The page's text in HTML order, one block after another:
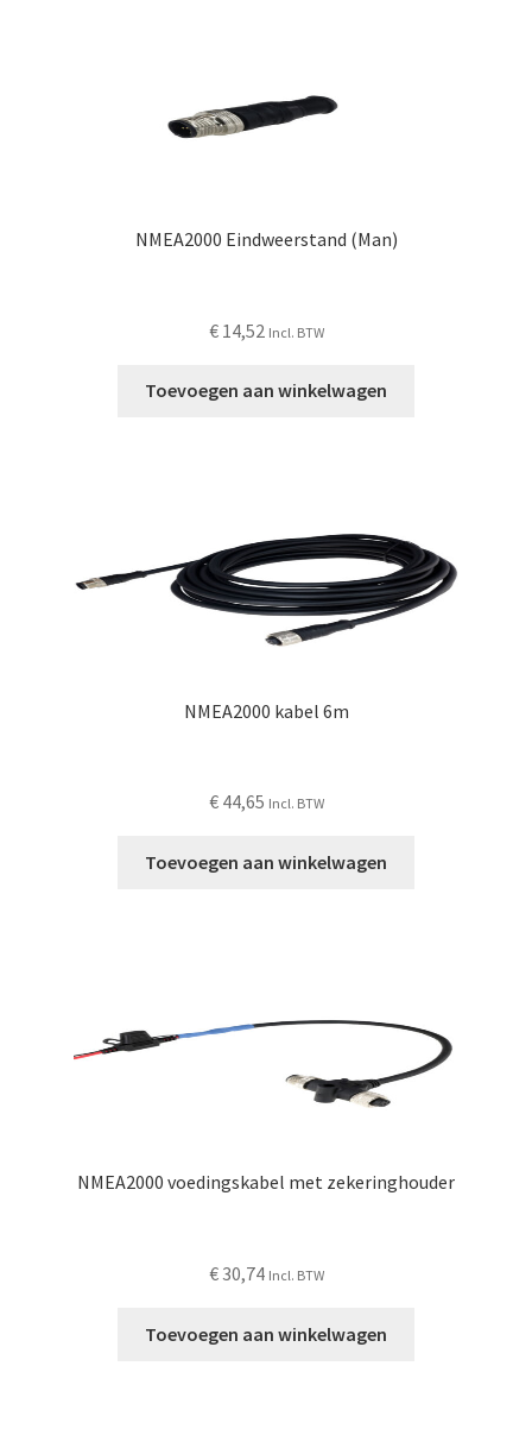
NMEA2000 Eindweerstand (Man)
€14,52 Incl. BTW
Toevoegen aan winkelwagen
NMEA2000 kabel 6m
€44,65 Incl. BTW
Toevoegen aan winkelwagen
NMEA2000 voedingskabel met zekeringhouder
€30,74 Incl. BTW
Toevoegen aan winkelwagen